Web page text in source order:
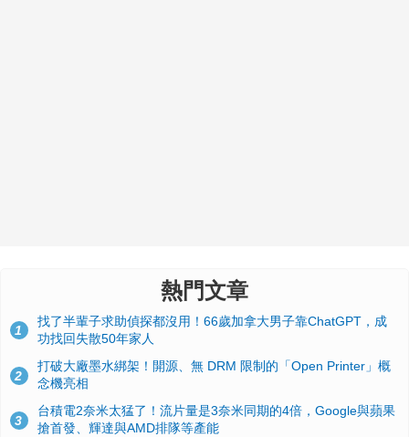
熱門文章
1
找了半輩子求助偵探都沒用！66歲加拿大男子靠ChatGPT，成
功找回失散50年家人
2
打破大廠墨水綁架！開源、無 DRM 限制的「Open Printer」概
念機亮相
3
台積電2奈米太猛了！流片量是3奈米同期的4倍，Google與蘋果
搶首發、輝達與AMD排隊等產能